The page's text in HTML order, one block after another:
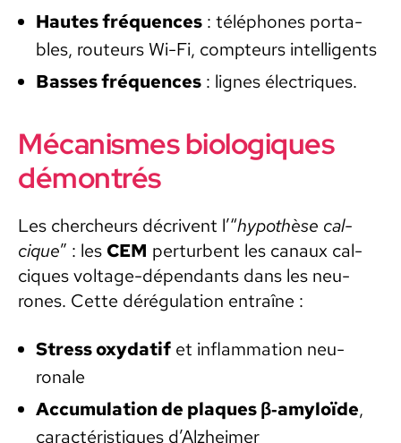
Hautes fréquences : télé­phones porta­
bles, rou­teurs Wi-Fi, comp­teurs intel­li­gents
Bass­es fréquences : lignes élec­triques.
Mécanismes biologiques
démontrés
Les chercheurs décrivent l’“hypothèse cal­
cique” : les CEM per­turbent les canaux cal­
ciques volt­age-dépen­dants dans les neu­
rones. Cette dérégu­la­tion entraîne :
Stress oxy­datif et inflam­ma­tion neu­
ronale
Accu­mu­la­tion de plaques β‑amyloïde,
car­ac­téris­tiques d’Alzheimer